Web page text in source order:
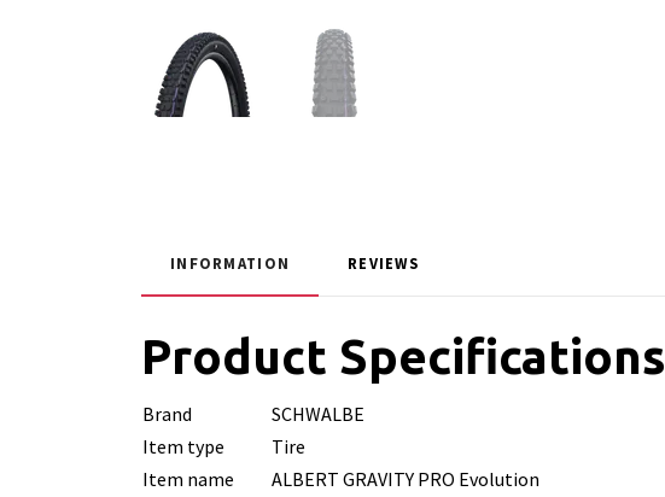
INFORMATION REVIEWS
Product Specifications
Brand
SCHWALBE
Item type
Tire
Item name
ALBERT GRAVITY PRO Evolution